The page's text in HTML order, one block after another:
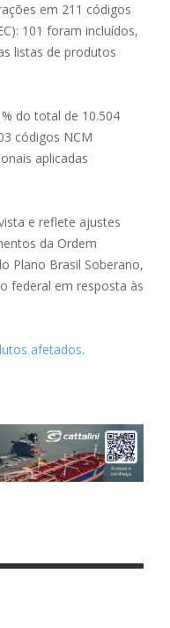
em 211 códigos
101 foram incluídos,
listas de produtos
do total de 10.504
códigos NCM
aplicadas
e reflete ajustes
da Ordem
Plano Brasil Soberano,
federal em resposta às
afetados.